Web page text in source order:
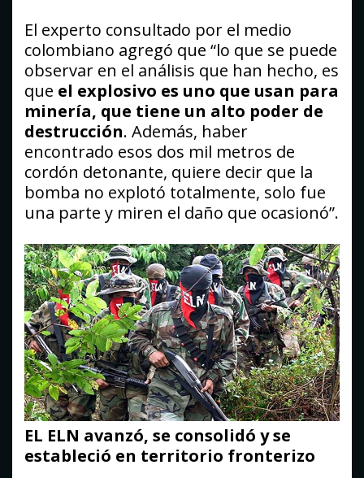
El experto consultado por el medio
colombiano agregó que “lo que se puede
observar en el análisis que han hecho, es
que el explosivo es uno que usan para
minería, que tiene un alto poder de
destrucción. Además, haber
encontrado esos dos mil metros de
cordón detonante, quiere decir que la
bomba no explotó totalmente, solo fue
una parte y miren el daño que ocasionó”.
EL ELN avanzó, se consolidó y se
estableció en territorio fronterizo